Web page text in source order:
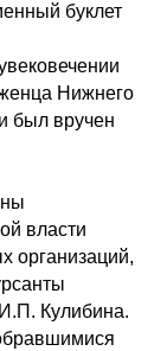
буклет
Нижнего
был вручен
власти
организаций,
Кулибина.